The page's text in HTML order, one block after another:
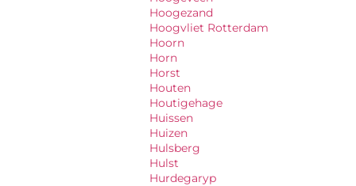
Hoogezand
Hoogvliet Rotterdam
Hoorn
Horn
Horst
Houten
Houtigehage
Huissen
Huizen
Hulsberg
Hulst
Hurdegaryp